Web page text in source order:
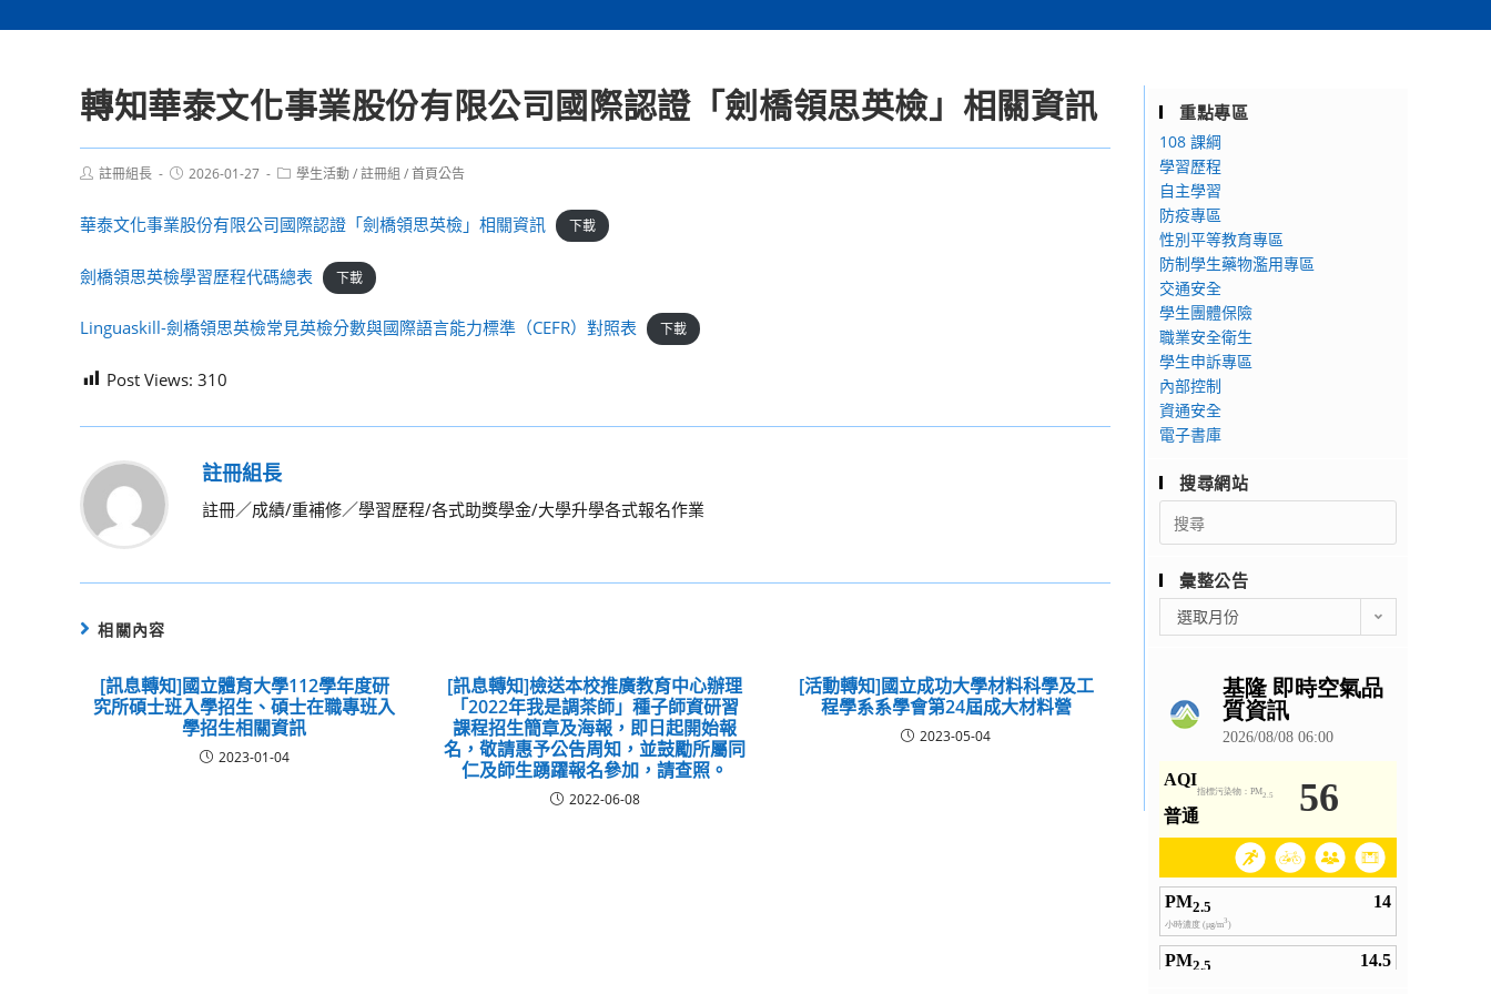
轉知華泰文化事業股份有限公司國際認證「劍橋領思英檢」相關資訊
Post註冊組長
Post2026-01-27
Post學生活動/註冊組 /首頁公告
華泰文化事業股份有限公司國際認證「劍橋領思英檢」相關資訊 下載
劍橋領思英檢學習歷程代碼總表 下載
Linguaskill-劍橋領思英檢常見英檢分數與國際語言能力標準（CEFR）對照表 下載
Post Views: 310
註冊組長
註冊／成績/重補修／學習歷程/各式助獎學金/大學升學各式報名作業
相關內容
[訊息轉知]國立體育大學112學年度研
究所碩士班入學招生、碩士在職專班入
學招生相關資訊
2023-01-04
[訊息轉知]檢送本校推廣教育中心辦理
「2022年我是調茶師」種子師資研習
課程招生簡章及海報，即日起開始報
名，敬請惠予公告周知，並鼓勵所屬同
仁及師生踴躍報名參加，請查照。
2022-06-08
[活動轉知]國立成功大學材料科學及工
程學系系學會第24屆成大材料營
2023-05-04
重點專區
108 課綱
學習歷程
自主學習
防疫專區
性別平等教育專區
防制學生藥物濫用專區
交通安全
學生團體保險
職業安全衛生
學生申訴專區
內部控制
資通安全
電子書庫
搜尋網站
Search
for:
彙整公告
整
選取月份